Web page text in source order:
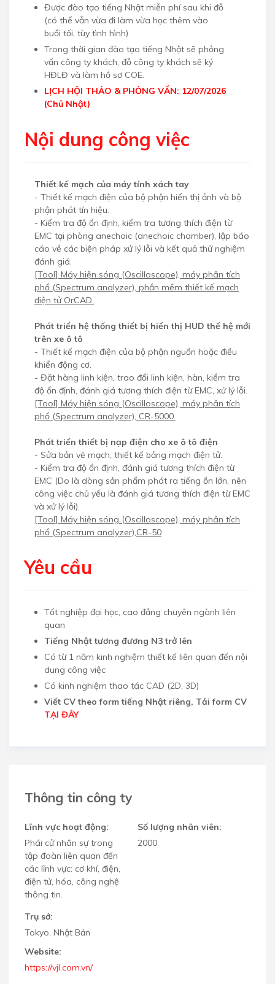
Được đào tạo tiếng Nhật miễn phí sau khi đỗ
(có thể vẫn vừa đi làm vừa học thêm vào
buổi tối, tùy tình hình)
Trong thời gian đào tạo tiếng Nhật sẽ phỏng
vấn công ty khách, đỗ công ty khách sẽ ký
HĐLĐ và làm hồ sơ COE.
LỊCH HỘI THẢO & PHỎNG VẤN: 12/07/2026
(Chủ Nhật)
Nội dung công việc
Thiết kế mạch của máy tính xách tay
- Thiết kế mạch điện của bộ phận hiển thị ảnh và bộ
phận phát tín hiệu.
- Kiểm tra độ ổn định, kiểm tra tương thích điện từ
EMC tại phòng anechoic (anechoic chamber), lập báo
cáo về các biện pháp xử lý lỗi và kết quả thử nghiệm
đánh giá.
[Tool] Máy hiện sóng (Oscilloscope), máy phân tích
phổ (Spectrum analyzer), phần mềm thiết kế mạch
điện tử OrCAD.
Phát triển hệ thống thiết bị hiển thị HUD thế hệ mới
trên xe ô tô
- Thiết kế mạch điện của bộ phận nguồn hoặc điều
khiển động cơ.
- Đặt hàng linh kiện, trao đổi linh kiện, hàn, kiểm tra
độ ổn định, đánh giá tương thích điện từ EMC, xử lý lỗi.
[Tool] Máy hiện sóng (Oscilloscope), máy phân tích
phổ (Spectrum analyzer), CR-5000.
Phát triển thiết bị nạp điện cho xe ô tô điện
- Sửa bản vẽ mạch, thiết kế bảng mạch điện tử.
- Kiểm tra độ ổn định, đánh giá tương thích điện từ
EMC (Do là dòng sản phẩm phát ra tiếng ồn lớn, nên
công việc chủ yếu là đánh giá tương thích điện từ EMC
và xử lý lỗi).
[Tool] Máy hiện sóng (Oscilloscope), máy phân tích
phổ (Spectrum analyzer),CR-50
Yêu cầu
Tốt nghiệp đại học, cao đẳng chuyên ngành liên
quan
Tiếng Nhật tương đương N3 trở lên
Có từ 1 năm kinh nghiệm thiết kế liên quan đến nội
dung công việc
Có kinh nghiệm thao tác CAD (2D, 3D)
Viết CV theo form tiếng Nhật riêng, Tải form CV
TẠI ĐÂY
Thông tin công ty
Lĩnh vực hoạt động:
Phái cử nhân sự trong
tập đoàn liên quan đến
các lĩnh vực: cơ khí, điện,
điện tử, hóa, công nghệ
thông tin.
Số lượng nhân viên:
2000
Trụ sở:
Tokyo, Nhật Bản
Website:
https://vjl.com.vn/